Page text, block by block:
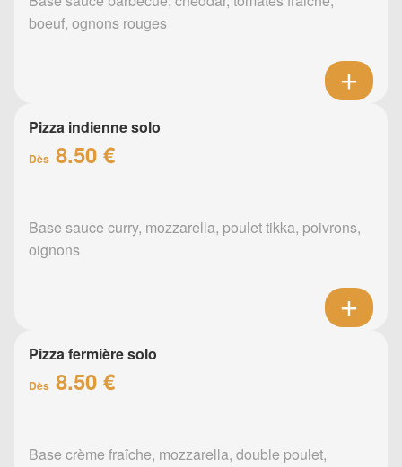
boeuf, ognons rouges
Pizza indienne solo
Dès 8.50 €
Base sauce curry, mozzarella, poulet tikka, poivrons,
oignons
Pizza fermière solo
Dès 8.50 €
Base crème fraîche, mozzarella, double poulet,